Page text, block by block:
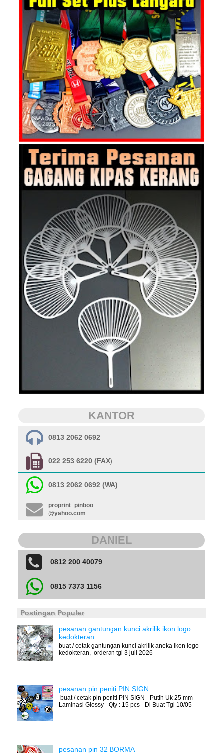
KANTOR
0813 2062 0692
022 253 6220 (FAX)
0813 2062 0692 (WA)
proprint_pinboo
@yahoo.com
DANIEL
0812 200 40079
0815 7373 1156
Postingan Populer
pesanan gantungan kunci akrilik ikon logo
kedokteran
buat / cetak gantungan kunci akrilik aneka ikon logo
kedokteran, orderan tgl 3 juli 2026
pesanan pin peniti PIN SIGN
buat / cetak pin peniti PIN SIGN - Putih Uk 25 mm -
Laminasi Glossy - Qty : 15 pcs - Di Buat Tgl 10/05
pesanan pin 32 BORMA